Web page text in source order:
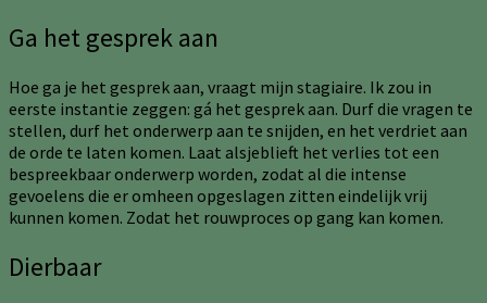
Ga het gesprek aan
Hoe ga je het gesprek aan, vraagt mijn stagiaire. Ik zou in
eerste instantie zeggen: gá het gesprek aan. Durf die vragen te
stellen, durf het onderwerp aan te snijden, en het verdriet aan
de orde te laten komen. Laat alsjeblieft het verlies tot een
bespreekbaar onderwerp worden, zodat al die intense
gevoelens die er omheen opgeslagen zitten eindelijk vrij
kunnen komen. Zodat het rouwproces op gang kan komen.
Dierbaar